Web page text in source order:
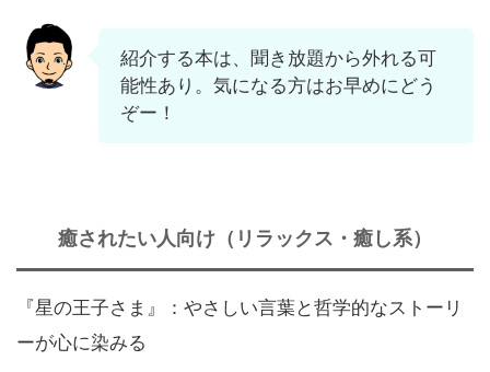
紹介する本は、聞き放題から外れる可
能性あり。気になる方はお早めにどう
ぞー！
癒されたい人向け（リラックス・癒し系）
『星の王子さま』：やさしい言葉と哲学的なストーリ
ーが心に染みる